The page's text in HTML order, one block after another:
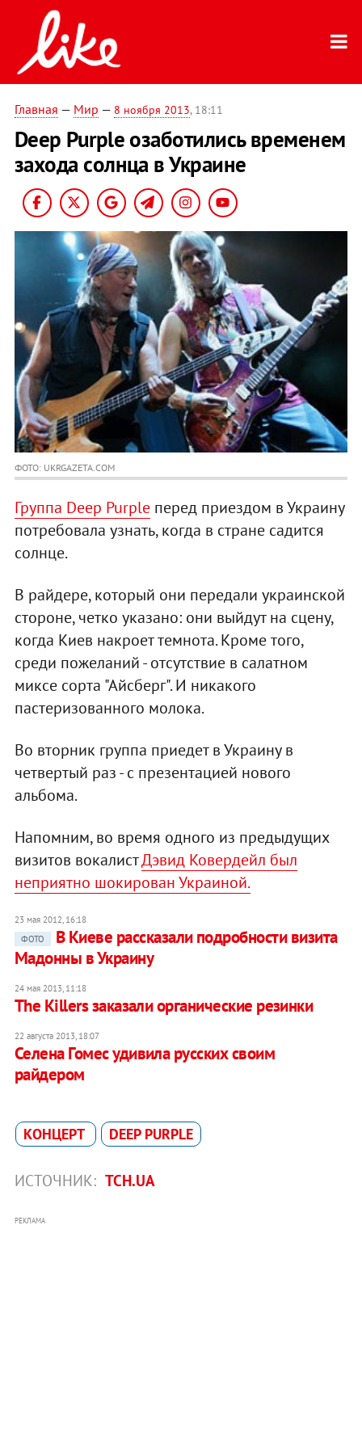
Главная — Мир — 8 ноября 2013, 18:11
Deep Purple озаботились временем
захода солнца в Украине
ФОТО: UKRGAZETA.COM
Группа Deep Purpleперед приездом в Украину
потребовала узнать, когда в стране садится
солнце.
В райдере, который они передали украинской
стороне, четко указано: они выйдут на сцену,
когда Киев накроет темнота. Кроме того,
среди пожеланий - отсутствие в салатном
миксе сорта "Айсберг". И никакого
пастеризованного молока.
Во вторник группа приедет в Украину в
четвертый раз - с презентацией нового
альбома.
Напомним, во время одного из предыдущих
визитов вокалистДэвид Ковердейл был
неприятно шокирован Украиной.
23 мая 2012, 16:18
ФОТО
В Киеве рассказали подробности визита
Мадонны в Украину
24 мая 2013, 11:18
The Killers заказали органические резинки
22 августа 2013, 18:07
Селена Гомес удивила русских своим
райдером
КОНЦЕРТ DEEP PURPLE
ИСТОЧНИК: ТСН.UA
РЕКЛАМА